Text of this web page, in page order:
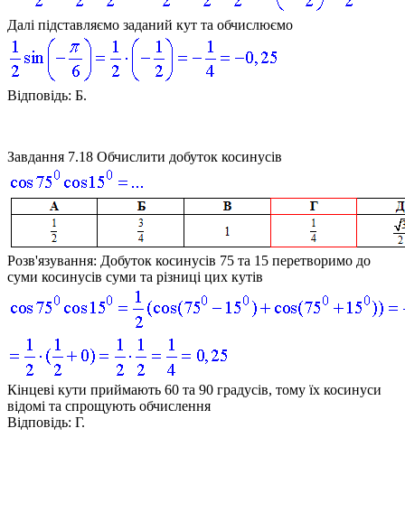
Далі підставляємо заданий кут та обчислюємо
Відповідь: Б.
Завдання 7.18 Обчислити добуток косинусів
Розв'язування: Добуток косинусів 75 та 15 перетворимо до
суми косинусів суми та різниці цих кутів
Кінцеві кути приймають 60 та 90 градусів, тому їх косинуси
відомі та спрощують обчислення
Відповідь: Г.